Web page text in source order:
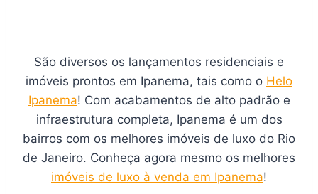
São diversos os lançamentos residenciais e
imóveis prontos em Ipanema, tais como o Helo
Ipanema! Com acabamentos de alto padrão e
infraestrutura completa, Ipanema é um dos
bairros com os melhores imóveis de luxo do Rio
de Janeiro. Conheça agora mesmo os melhores
imóveis de luxo à venda em Ipanema!